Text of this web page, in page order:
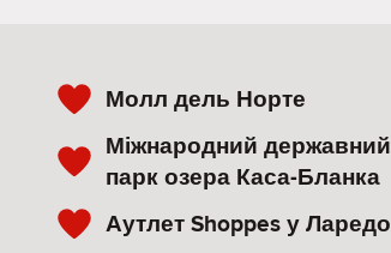
Молл дель Норте
Міжнародний державний
парк озера Каса-Бланка
Аутлет Shoppes у Ларедо